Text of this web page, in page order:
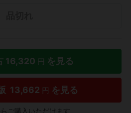
16,320 円 を見る
13,662 円 を見る
ご購入いただけます